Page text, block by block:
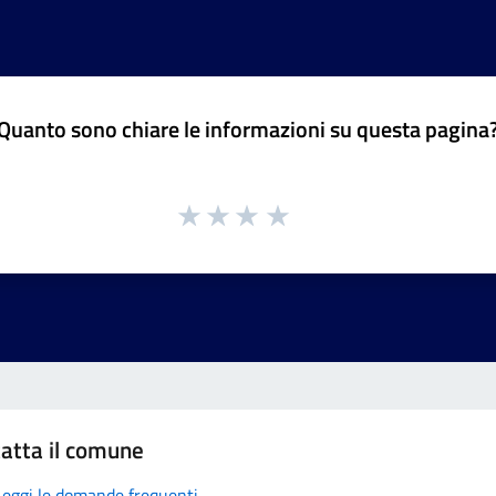
sono chiare le informazioni su questa
il comune